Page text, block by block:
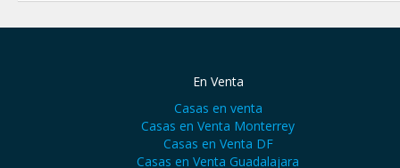
En Venta
Casas en venta
Casas en Venta Monterrey
Casas en Venta DF
Casas en Venta Guadalajara